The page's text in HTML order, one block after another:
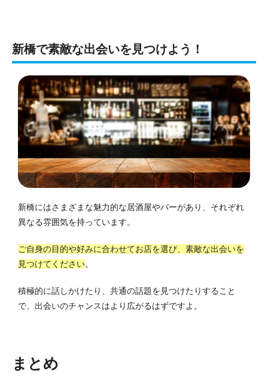
新橋で素敵な出会いを見つけよう！
新橋にはさまざまな魅力的な居酒屋やバーがあり、それぞれ
異なる雰囲気を持っています。
ご自身の目的や好みに合わせてお店を選び、素敵な出会いを
見つけてください。
積極的に話しかけたり、共通の話題を見つけたりすること
で、出会いのチャンスはより広がるはずですよ。
まとめ